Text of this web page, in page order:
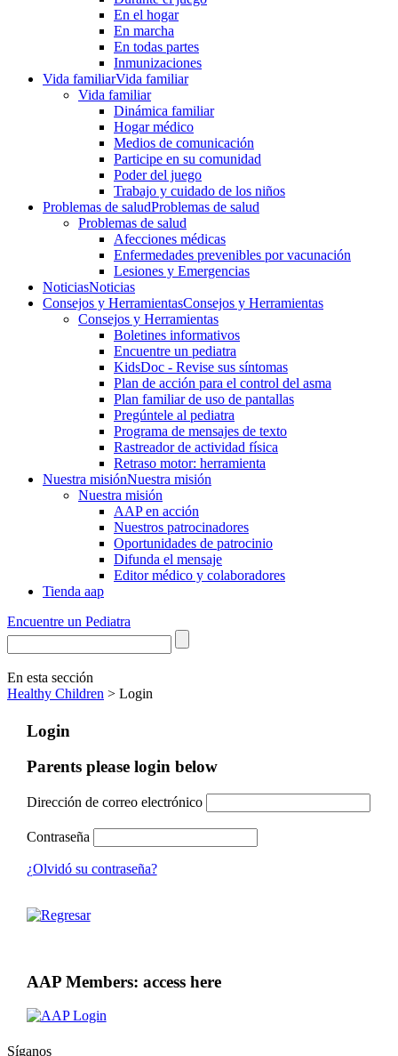
En el hogar
En marcha
En todas partes
Inmunizaciones
Vida familiarVida familiar
Vida familiar
Dinámica familiar
Hogar médico
Medios de comunicación
Participe en su comunidad
Poder del juego
Trabajo y cuidado de los niños
Problemas de saludProblemas de salud
Problemas de salud
Afecciones médicas
Enfermedades prevenibles por vacunación
Lesiones y Emergencias
NoticiasNoticias
Consejos y HerramientasConsejos y Herramientas
Consejos y Herramientas
Boletines informativos
Encuentre un pediatra
KidsDoc - Revise sus síntomas
Plan de acción para el control del asma
Plan familiar de uso de pantallas
Pregúntele al pediatra
Programa de mensajes de texto
Rastre​​ador de activida​d física
Retraso motor: herramienta
Nuestra misiónNuestra misión
Nuestra misión
AAP en acción
Nuestros patrocinadores
Oportunidades de patrocinio
Difunda el mensaje
Editor médico y colaboradores
Tienda aap
Encuentre un Pediatra
En esta sección
Healthy Children > Login
Login
Parents please login below
Dirección de correo electrónico
Contraseña
¿Olvidó su contraseña?
AAP Members: access here
Síganos